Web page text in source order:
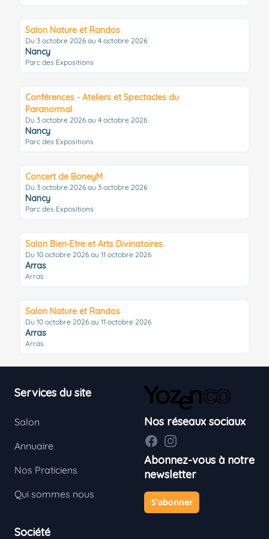
Salon Nature et Randos
Du 3 octobre 2026 au 4 octobre 2026
Nancy
Parc des Expositions
Conférences - Ateliers et Spectacles du
Paranormal
Du 3 octobre 2026 au 4 octobre 2026
Nancy
Parc des Expositions
Concert de BoneyM
Du 3 octobre 2026 au 3 octobre 2026
Nancy
Parc des Expositions
Salon Bien-Etre et Arts Divinatoires
Du 10 octobre 2026 au 11 octobre 2026
Arras
Arras
Salon Nature et Randos
Du 10 octobre 2026 au 11 octobre 2026
Arras
Arras
Services du site
Salon
Annuaire
Nos Praticiens
Qui sommes nous
Société
Nos réseaux sociaux
FacebookInstagram
Abonnez-vous à notre
newsletter
S'abonner